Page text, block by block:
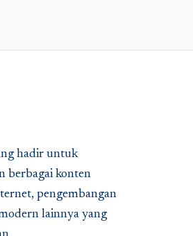
hadir untuk
berbagai konten
pengembangan
lainnya yang